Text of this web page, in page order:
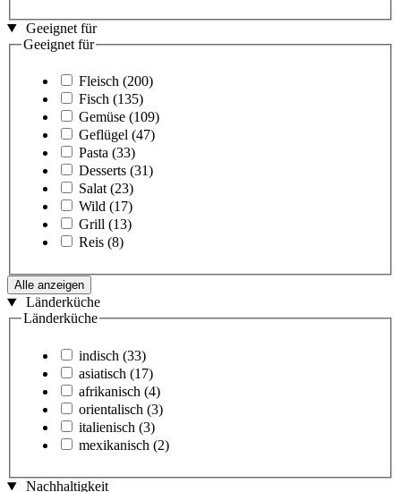
Geeignet für
Geeignet für
Fleisch (200)
Fisch (135)
Gemüse (109)
Geflügel (47)
Pasta (33)
Desserts (31)
Salat (23)
Wild (17)
Grill (13)
Reis (8)
Alle anzeigen
Länderküche
Länderküche
indisch (33)
asiatisch (17)
afrikanisch (4)
orientalisch (3)
italienisch (3)
mexikanisch (2)
Nachhaltigkeit